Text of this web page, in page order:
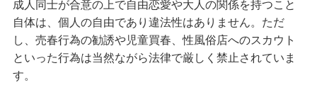
成人同士が合意の上で自由恋愛や大人の関係を持つこと
自体は、個人の自由であり違法性はありません。ただ
し、売春行為の勧誘や児童買春、性風俗店へのスカウト
といった行為は当然ながら法律で厳しく禁止されていま
す。